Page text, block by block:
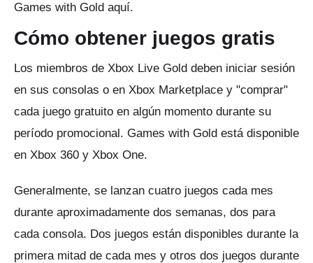
Games with Gold aquí.
Cómo obtener juegos gratis
Los miembros de Xbox Live Gold deben iniciar sesión
en sus consolas o en Xbox Marketplace y "comprar"
cada juego gratuito en algún momento durante su
período promocional. Games with Gold está disponible
en Xbox 360 y Xbox One.
Generalmente, se lanzan cuatro juegos cada mes
durante aproximadamente dos semanas, dos para
cada consola. Dos juegos están disponibles durante la
primera mitad de cada mes y otros dos juegos durante